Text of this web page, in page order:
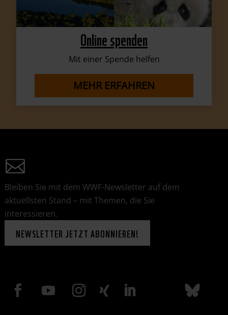
Online spenden
Mit einer Spende helfen
MEHR ERFAHREN
Bleiben Sie mit dem WWF-Newsletter auf dem
aktuellsten Stand – mit Themen, die Sie
interessieren.
NEWSLETTER JETZT ABONNIEREN!